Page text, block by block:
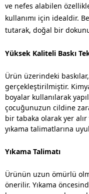
ve nefes alabilen
kullanımı için idealdir.
tutarak, doğal bir
Yüksek Kaliteli Baskı
Ürün üzerindeki
gerçekleştirilmiştir.
boyalar kullanılarak
çocuğunuzun cildine
bir tabaka olarak yer
yıkama talimatlarına
Yıkama Talimatı
Ürünün uzun ömürlü
önerilir. Yıkama